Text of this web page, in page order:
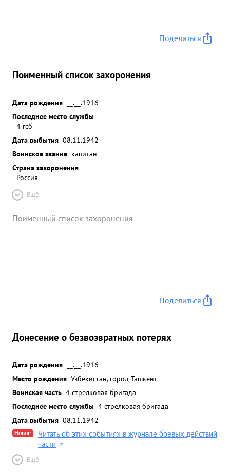
Поделиться
Поименный список захоронения
Дата рождения
__.__.1916
Последнее место службы
4 гсб
Дата выбытия 08.11.1942
Воинское звание капитан
Страна захоронения
Россия
Ещё
Поименный список захоронения
Поделиться
Донесение о безвозвратных потерях
Дата рождения
__.__.1916
Место рождения Узбекистан, город Ташкент
Воинская часть 4 стрелковая бригада
Последнее место службы 4 стрелковая бригада
Дата выбытия 08.11.1942
Новое
Читать об этих событиях в журнале боевых действий
части
Ещё